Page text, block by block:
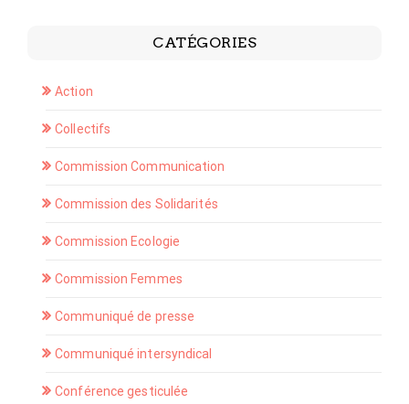
CATÉGORIES
Action
Collectifs
Commission Communication
Commission des Solidarités
Commission Ecologie
Commission Femmes
Communiqué de presse
Communiqué intersyndical
Conférence gesticulée